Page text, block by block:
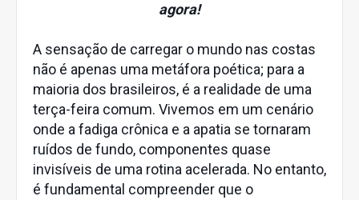
agora!
A sensação de carregar o mundo nas costas
não é apenas uma metáfora poética; para a
maioria dos brasileiros, é a realidade de uma
terça-feira comum. Vivemos em um cenário
onde a fadiga crônica e a apatia se tornaram
ruídos de fundo, componentes quase
invisíveis de uma rotina acelerada. No entanto,
é fundamental compreender que o